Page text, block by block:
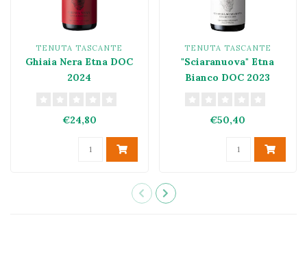
TENUTA TASCANTE
Ghiaia Nera Etna DOC
2024
€24,80
TENUTA TASCANTE
"Sciaranuova" Etna
Bianco DOC 2023
€50,40